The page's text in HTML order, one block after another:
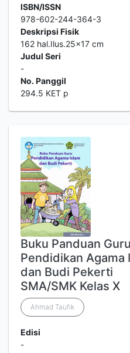
ISBN/ISSN
978-602-244-364-3
Deskripsi Fisik
162 hal.Ilus.25x17 cm
Judul Seri
-
No. Panggil
294.5 KET p
Buku Panduan Guru
Pendidikan Agama
dan Budi Pekerti
SMA/SMK Kelas X
Ahmad Taufik
Edisi
-